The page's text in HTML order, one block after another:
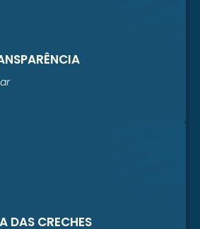
DAS CRECHES